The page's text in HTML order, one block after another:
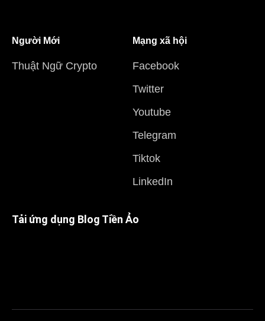
Người Mới
Thuật Ngữ Crypto
Mạng xã hội
Facebook
Twitter
Youtube
Telegram
Tiktok
LinkedIn
Tải ứng dụng Blog Tiền Ảo